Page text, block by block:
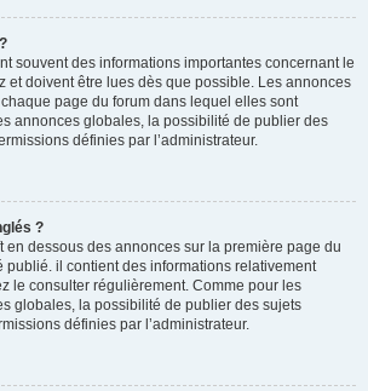
souvent des informations importantes concernant le
et doivent être lues dès que possible. Les annonces
page du forum dans lequel elles sont
annonces globales, la possibilité de publier des
définies par l’administrateur.
?
en dessous des annonces sur la première page du
publié. il contient des informations relativement
le consulter régulièrement. Comme pour les
globales, la possibilité de publier des sujets
définies par l’administrateur.